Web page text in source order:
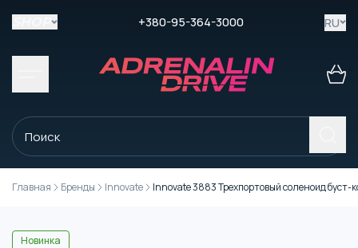
+380-95-364-3000 RU
Главная Бренды Innovate Innovate 3883 Трехпортовый соленоид
Новинка